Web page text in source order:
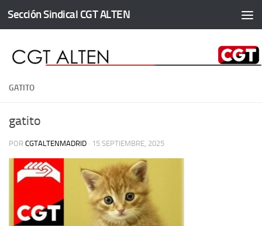
Saltar al contenido
Sección Sindical CGT ALTEN
GATITO
gatito
POR CGTALTENMADRID · 15 SEPTIEMBRE, 2025